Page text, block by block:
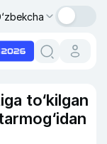
to‘kilgan